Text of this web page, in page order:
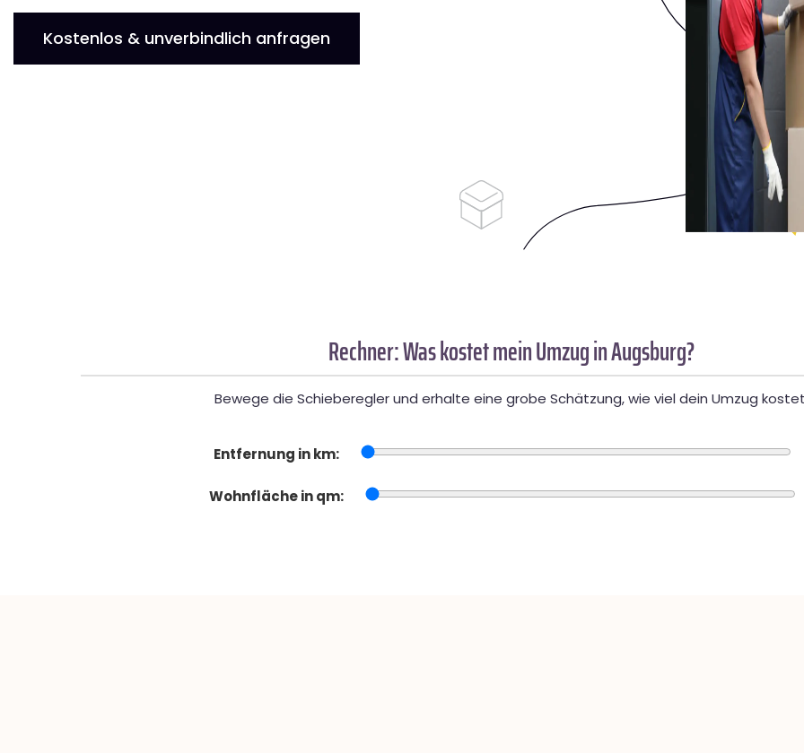
Kostenlos & unverbindlich anfragen
Rechner: Was kostet mein Umzug in Augsburg?
Bewege die Schieberegler und erhalte eine grobe Schätzung, wie viel dein Umzug
Entfernung in km:
Wohnfläche in qm: